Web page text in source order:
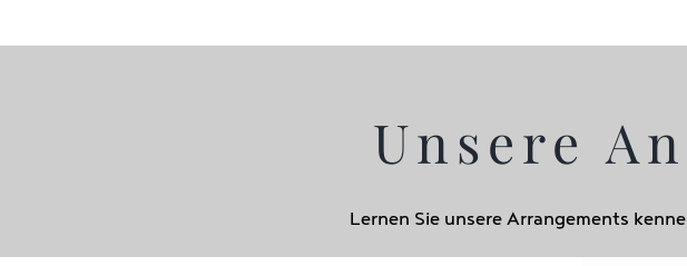
Unsere
Lernen Sie unsere Arrangements